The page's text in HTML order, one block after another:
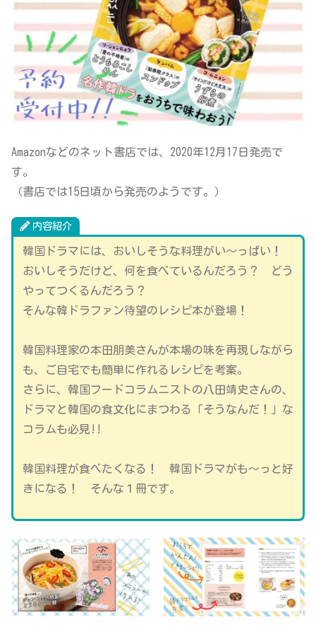
Amazonなどのネット書店では、2020年12月17日発売で
す。
（書店では15日頃から発売のようです。）
内容紹介
韓国ドラマには、おいしそうな料理がい～っぱい！
おいしそうだけど、何を食べているんだろう？ どう
やってつくるんだろう？
そんな韓ドラファン待望のレシピ本が登場！
韓国料理家の本田朋美さんが本場の味を再現しながら
も、ご自宅でも簡単に作れるレシピを考案。
さらに、韓国フードコラムニストの八田靖史さんの、
ドラマと韓国の食文化にまつわる「そうなんだ！」な
コラムも必見!!
韓国料理が食べたくなる！ 韓国ドラマがも～っと好
きになる！ そんな１冊です。